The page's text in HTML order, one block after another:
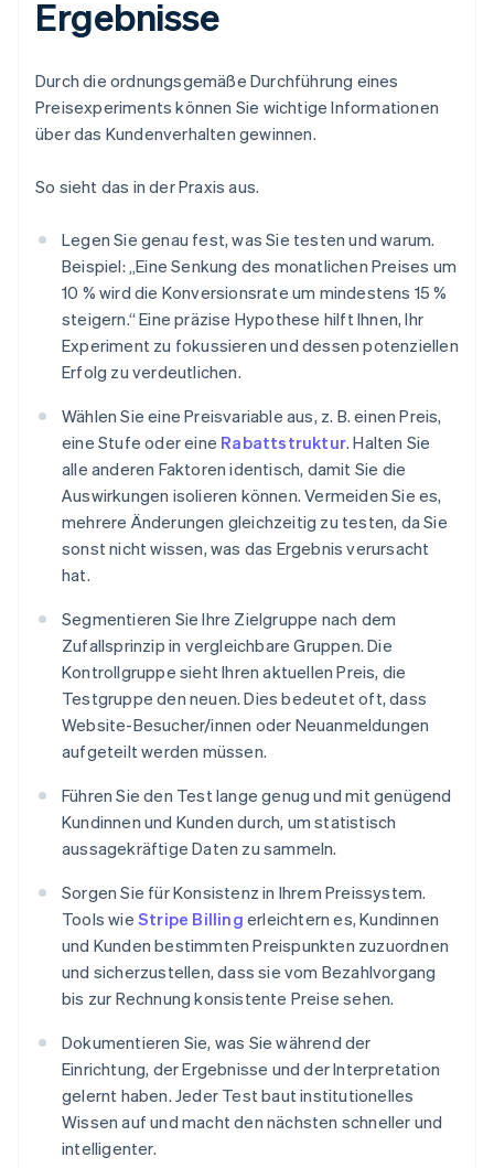
Ergebnisse
Durch die ordnungsgemäße Durchführung eines
Preisexperiments können Sie wichtige Informationen
über das Kundenverhalten gewinnen.
So sieht das in der Praxis aus.
Legen Sie genau fest, was Sie testen und warum.
Beispiel: „Eine Senkung des monatlichen Preises um
10 % wird die Konversionsrate um mindestens 15 %
steigern.“ Eine präzise Hypothese hilft Ihnen, Ihr
Experiment zu fokussieren und dessen potenziellen
Erfolg zu verdeutlichen.
Wählen Sie eine Preisvariable aus, z. B. einen Preis,
eine Stufe oder eine Rabattstruktur. Halten Sie
alle anderen Faktoren identisch, damit Sie die
Auswirkungen isolieren können. Vermeiden Sie es,
mehrere Änderungen gleichzeitig zu testen, da Sie
sonst nicht wissen, was das Ergebnis verursacht
hat.
Segmentieren Sie Ihre Zielgruppe nach dem
Zufallsprinzip in vergleichbare Gruppen. Die
Kontrollgruppe sieht Ihren aktuellen Preis, die
Testgruppe den neuen. Dies bedeutet oft, dass
Website-Besucher/innen oder Neuanmeldungen
aufgeteilt werden müssen.
Führen Sie den Test lange genug und mit genügend
Kundinnen und Kunden durch, um statistisch
aussagekräftige Daten zu sammeln.
Sorgen Sie für Konsistenz in Ihrem Preissystem.
Tools wie Stripe Billing erleichtern es, Kundinnen
und Kunden bestimmten Preispunkten zuzuordnen
und sicherzustellen, dass sie vom Bezahlvorgang
bis zur Rechnung konsistente Preise sehen.
Dokumentieren Sie, was Sie während der
Einrichtung, der Ergebnisse und der Interpretation
gelernt haben. Jeder Test baut institutionelles
Wissen auf und macht den nächsten schneller und
intelligenter.